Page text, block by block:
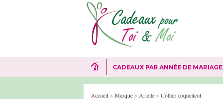
CADEAUX PAR ANNÉE DE MARIAGE
Accueil> Marque> Arielle> Collier coquelicot